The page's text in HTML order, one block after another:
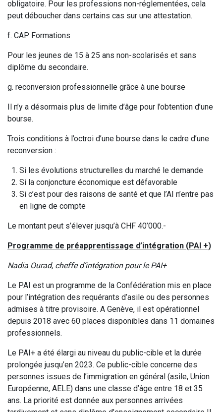
obligatoire. Pour les professions non-réglementées, cela
peut déboucher dans certains cas sur une attestation.
f. CAP Formations
Pour les jeunes de 15 à 25 ans non-scolarisés et sans
diplôme du secondaire.
g. reconversion professionnelle grâce à une bourse
Il n’y a désormais plus de limite d’âge pour l’obtention d’une
bourse.
Trois conditions à l’octroi d’une bourse dans le cadre d’une
reconversion :
Si les évolutions structurelles du marché le demande
Si la conjoncture économique est défavorable
Si c’est pour des raisons de santé et que l’AI n’entre pas
en ligne de compte
Le montant peut s’élever jusqu’à CHF 40’000.-
Programme de préapprentissage d’intégration (PAI +)
Nadia Ourad, cheffe d’intégration pour le PAI+
Le PAI est un programme de la Confédération mis en place
pour l’intégration des requérants d’asile ou des personnes
admises à titre provisoire. A Genève, il est opérationnel
depuis 2018 avec 60 places disponibles dans 11 domaines
professionnels.
Le PAI+ a été élargi au niveau du public-cible et la durée
prolongée jusqu’en 2023. Ce public-cible concerne des
personnes issues de l’immigration en général (asile, Union
Européenne, AELE) dans une classe d’âge entre 18 et 35
ans. La priorité est donnée aux personnes arrivées